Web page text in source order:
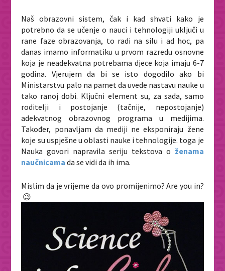
Naš obrazovni sistem, čak i kad shvati kako je
potrebno da se učenje o nauci i tehnologiji uključi u
rane faze obrazovanja, to radi na silu i ad hoc, pa
danas imamo informatiku u prvom razredu osnovne
koja je neadekvatna potrebama djece koja imaju 6-7
godina. Vjerujem da bi se isto dogodilo ako bi
Ministarstvu palo na pamet da uvede nastavu nauke u
tako ranoj dobi. Ključni element su, za sada, samo
roditelji i postojanje (tačnije, nepostojanje)
adekvatnog obrazovnog programa u medijima.
Također, ponavljam da mediji ne eksponiraju žene
koje su uspješne u oblasti nauke i tehnologije. toga je
Nauka govori napravila seriju tekstova o ženama
naučnicama da se vidi da ih ima.
Mislim da je vrijeme da ovo promijenimo? Are you in?
😉